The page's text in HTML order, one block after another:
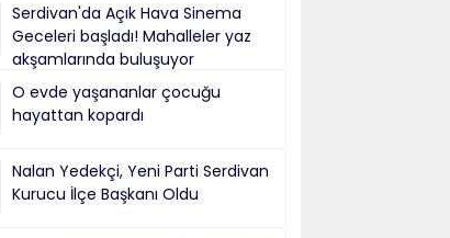
Serdivan'da Açık Hava Sinema
Geceleri başladı! Mahalleler yaz
akşamlarında buluşuyor
O evde yaşananlar çocuğu
hayattan kopardı
Nalan Yedekçi, Yeni Parti Serdivan
Kurucu İlçe Başkanı Oldu